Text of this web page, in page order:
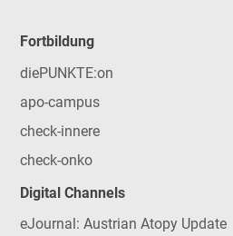
Fortbildung
diePUNKTE:on
apo-campus
check-innere
check-onko
Digital Channels
eJournal: Austrian Atopy Update